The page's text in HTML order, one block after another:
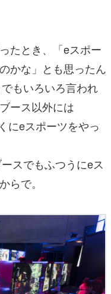
たとき、「eスポー
かな」とも思ったん
もいろいろ言われ
ース以外には
にeスポーツをやっ
スでもふつうにeス
らで。